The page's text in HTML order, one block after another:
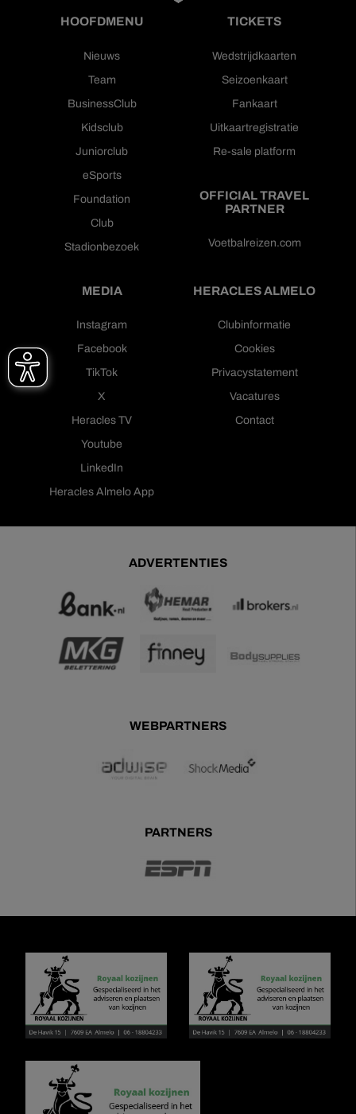
HOOFDMENU
Nieuws
Team
BusinessClub
Kidsclub
Juniorclub
eSports
Foundation
Club
Stadionbezoek
TICKETS
Wedstrijdkaarten
Seizoenkaart
Fankaart
Uitkaartregistratie
Re-sale platform
OFFICIAL TRAVEL
PARTNER
Voetbalreizen.com
MEDIA
Instagram
Facebook
TikTok
X
Heracles TV
Youtube
LinkedIn
Heracles Almelo App
HERACLES ALMELO
Clubinformatie
Cookies
Privacystatement
Vacatures
Contact
ADVERTENTIES
WEBPARTNERS
PARTNERS